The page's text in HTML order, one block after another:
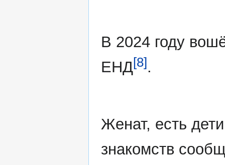
В 2024 году
ЕНД[8].
Женат, есть
знакомств